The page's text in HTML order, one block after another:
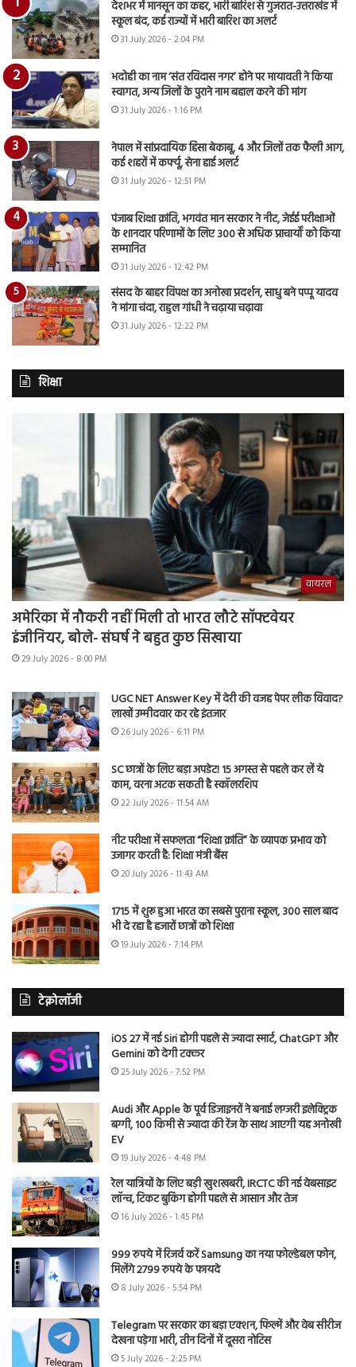
देशभर में मानसून का कहर, भारी बारिश से गुजरात-उत्तराखंड में
स्कूल बंद, कई राज्यों में भारी बारिश का अलर्ट
31 July 2026 - 2:04 PM
भदोही का नाम ‘संत रविदास नगर’ होने पर मायावती ने किया
स्वागत, अन्य जिलों के पुराने नाम बहाल करने की मांग
31 July 2026 - 1:16 PM
नेपाल में सांप्रदायिक हिंसा बेकाबू, 4 और जिलों तक फैली आग,
कई शहरों में कर्फ्यू, सेना हाई अलर्ट
31 July 2026 - 12:51 PM
पंजाब शिक्षा क्रांति, भगवंत मान सरकार ने नीट, जेईई परीक्षाओं
के शानदार परिणामों के लिए 300 से अधिक प्राचार्यों को किया
सम्मानित
31 July 2026 - 12:42 PM
संसद के बाहर विपक्ष का अनोखा प्रदर्शन, साधु बने पप्पू यादव
ने मांगा चंदा, राहुल गांधी ने चढ़ाया चढ़ावा
31 July 2026 - 12:22 PM
शिक्षा
वायरल
अमेरिका में नौकरी नहीं मिली तो भारत लौटे सॉफ्टवेयर
इंजीनियर, बोले- संघर्ष ने बहुत कुछ सिखाया
29 July 2026 - 8:00 PM
UGC NET Answer Key में देरी की वजह पेपर लीक विवाद?
लाखों उम्मीदवार कर रहे इंतजार
26 July 2026 - 6:11 PM
SC छात्रों के लिए बड़ा अपडेट! 15 अगस्त से पहले कर लें ये
काम, वरना अटक सकती है स्कॉलरशिप
22 July 2026 - 11:54 AM
नीट परीक्षा में सफलता “शिक्षा क्रांति” के व्यापक प्रभाव को
उजागर करती है: शिक्षा मंत्री बैंस
20 July 2026 - 11:43 AM
1715 में शुरू हुआ भारत का सबसे पुराना स्कूल, 300 साल बाद
भी दे रहा है हजारों छात्रों को शिक्षा
19 July 2026 - 7:14 PM
टेक्नोलॉजी
iOS 27 में नई Siri होगी पहले से ज्यादा स्मार्ट, ChatGPT और
Gemini को देगी टक्कर
25 July 2026 - 7:52 PM
Audi और Apple के पूर्व डिजाइनरों ने बनाई लग्जरी इलेक्ट्रिक
बग्गी, 100 किमी से ज्यादा की रेंज के साथ आएगी यह अनोखी
EV
19 July 2026 - 4:48 PM
रेल यात्रियों के लिए बड़ी खुशखबरी, IRCTC की नई वेबसाइट
लॉन्च, टिकट बुकिंग होगी पहले से आसान और तेज
16 July 2026 - 1:45 PM
999 रुपये में रिजर्व करें Samsung का नया फोल्डेबल फोन,
मिलेंगे 2799 रुपये के फायदे
8 July 2026 - 5:54 PM
Telegram पर सरकार का बड़ा एक्शन, फिल्में और वेब सीरीज
देखना पड़ेगा भारी, तीन दिनों में दूसरा नोटिस
5 July 2026 - 2:25 PM